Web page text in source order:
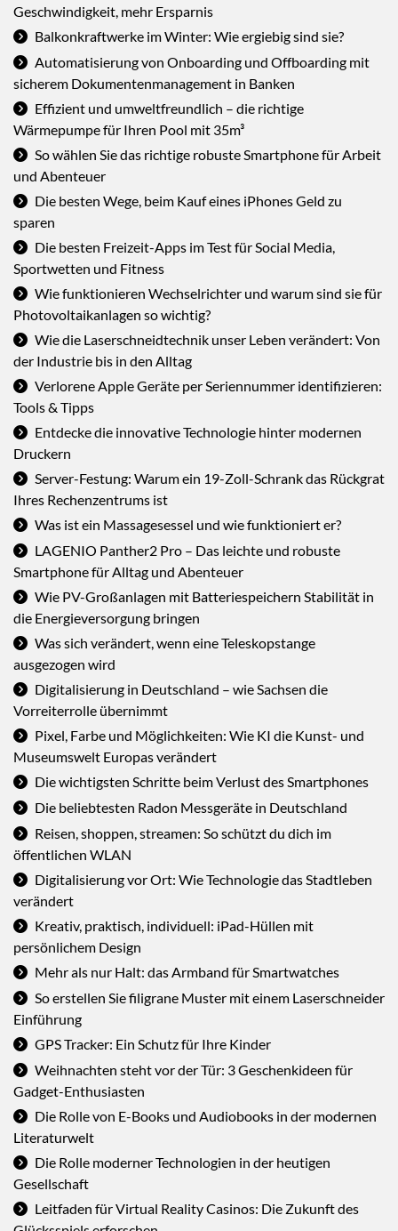
Geschwindigkeit, mehr Ersparnis
Balkonkraftwerke im Winter: Wie ergiebig sind sie?
Automatisierung von Onboarding und Offboarding mit
sicherem Dokumentenmanagement in Banken
Effizient und umweltfreundlich – die richtige
Wärmepumpe für Ihren Pool mit 35m³
So wählen Sie das richtige robuste Smartphone für Arbeit
und Abenteuer
Die besten Wege, beim Kauf eines iPhones Geld zu
sparen
Die besten Freizeit-Apps im Test für Social Media,
Sportwetten und Fitness
Wie funktionieren Wechselrichter und warum sind sie für
Photovoltaikanlagen so wichtig?
Wie die Laserschneidtechnik unser Leben verändert: Von
der Industrie bis in den Alltag
Verlorene Apple Geräte per Seriennummer identifizieren:
Tools & Tipps
Entdecke die innovative Technologie hinter modernen
Druckern
Server-Festung: Warum ein 19-Zoll-Schrank das Rückgrat
Ihres Rechenzentrums ist
Was ist ein Massagesessel und wie funktioniert er?
LAGENIO Panther2 Pro – Das leichte und robuste
Smartphone für Alltag und Abenteuer
Wie PV-Großanlagen mit Batteriespeichern Stabilität in
die Energieversorgung bringen
Was sich verändert, wenn eine Teleskopstange
ausgezogen wird
Digitalisierung in Deutschland – wie Sachsen die
Vorreiterrolle übernimmt
Pixel, Farbe und Möglichkeiten: Wie KI die Kunst- und
Museumswelt Europas verändert
Die wichtigsten Schritte beim Verlust des Smartphones
Die beliebtesten Radon Messgeräte in Deutschland
Reisen, shoppen, streamen: So schützt du dich im
öffentlichen WLAN
Digitalisierung vor Ort: Wie Technologie das Stadtleben
verändert
Kreativ, praktisch, individuell: iPad-Hüllen mit
persönlichem Design
Mehr als nur Halt: das Armband für Smartwatches
So erstellen Sie filigrane Muster mit einem Laserschneider
Einführung
GPS Tracker: Ein Schutz für Ihre Kinder
Weihnachten steht vor der Tür: 3 Geschenkideen für
Gadget-Enthusiasten
Die Rolle von E-Books und Audiobooks in der modernen
Literaturwelt
Die Rolle moderner Technologien in der heutigen
Gesellschaft
Leitfaden für Virtual Reality Casinos: Die Zukunft des